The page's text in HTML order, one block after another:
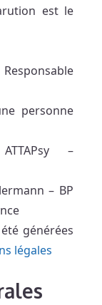
est le
personne
–
– BP
générées
légales